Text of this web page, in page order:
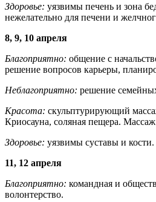
Здоровье: уязвимы печень и зона
нежелательно для печени и
8, 9, 10 апреля
Благоприятно: общение с
решение вопросов карьеры,
Неблагоприятно: решение
Красота: скульптурирующий
Криосауна, соляная пещера.
Здоровье: уязвимы суставы и
11, 12 апреля
Благоприятно: командная и
волонтерство.